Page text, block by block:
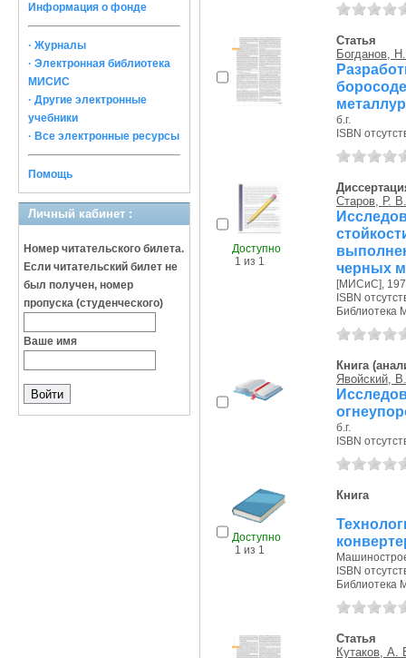
Информация о фонде
· Журналы
· Электронная библиотека
МИСИС
· Другие электронные
учебники
· Все электронные ресурсы
Помощь
Личный кабинет :
Номер читательского билета.
Если читательский билет не
был получен, номер
пропуска (студенческого)
Ваше имя
Статья
Богданов,
б.г.
ISBN
Доступно
1 из 1
Старов, Р. В.
черных
[МИСиС],
ISBN
Книга
Явойский,
б.г.
ISBN
Доступно
1 из 1
Книга
ISBN
Статья
Кутаков, А.